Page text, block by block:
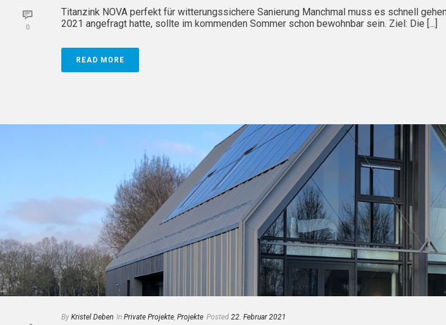
0
Titanzink NOVA perfekt für witterungssichere Sanierung Manchmal muss es schnell
2021 angefragt hatte, sollte im kommenden Sommer schon bewohnbar sein. Ziel: Die [...]
READ MORE
By Kristel Deben In Private Projekte Projekte Posted 22. Februar 2021